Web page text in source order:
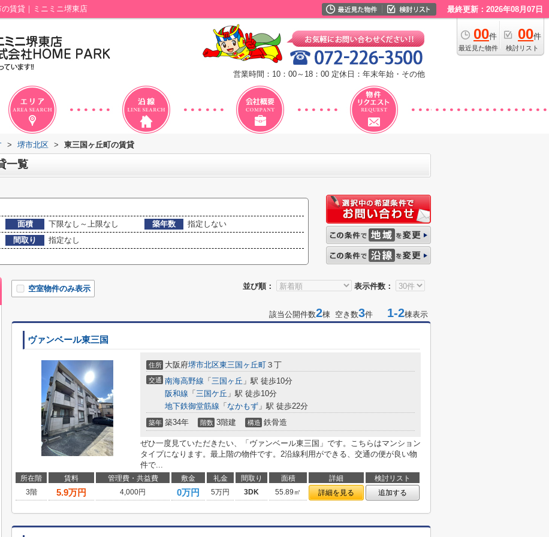
賃貸｜ミニミニ堺東店 最終更新：2026年08月07日
00件
最近見た物件
00件
検討リスト
営業時間：10：00～18：00 定休日：年末年始・その他
> 堺市北区 > 東三国ヶ丘町の賃貸
一覧
面積 下限なし～上限なし 築年数
指定しない
間取り
指定なし
並び順： 表示件数：
空室物件のみ表示
該当公開件数2棟 空き数3件 1-2棟表示
ヴァンベール東三国
住所 大阪府堺市北区東三国ヶ丘町 ３丁
交通 南海高野線 「 三国ヶ丘 」駅 徒歩10分
阪和線 「 三国ケ丘 」駅 徒歩10分
地下鉄御堂筋線 「 なかもず 」駅 徒歩22分
築年 築34年 階数 3階建 構造 鉄骨造
ぜひ一度見ていただきたい、「ヴァンベール東三国」です。こちらはマンション
タイプになります。最上階の物件です。2沿線利用ができる、交通の便が良い物
件で...
所在階 賃料 管理費・共益費 敷金 礼金 間取り 面積 詳細
検討リスト
3階
5.9万円 4,000円 0万円 5万円 3DK 55.89㎡ 詳細を見る 追加する